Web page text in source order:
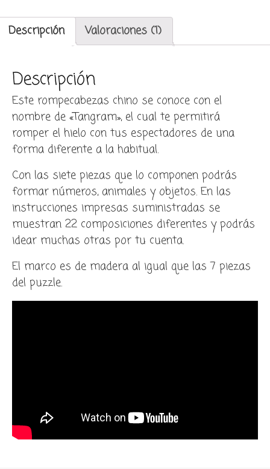
Descripción Valoraciones (1)
Descripción
Este rompecabezas chino se conoce con el
nombre de «Tangram», el cual te permitirá
romper el hielo con tus espectadores de una
forma diferente a la habitual.
Con las siete piezas que lo componen podrás
formar números, animales y objetos. En las
instrucciones impresas suministradas se
muestran 22 composiciones diferentes y podrás
idear muchas otras por tu cuenta.
El marco es de madera al igual que las 7 piezas
del puzzle.